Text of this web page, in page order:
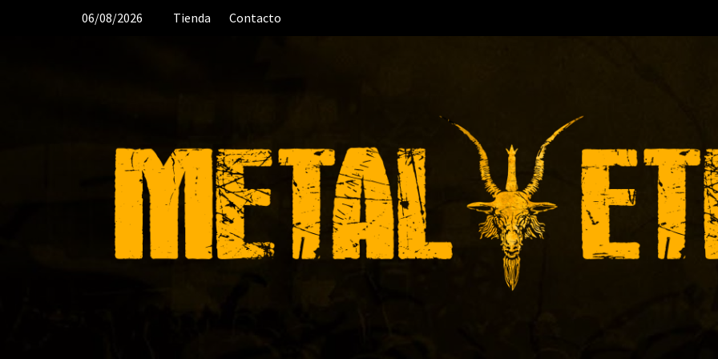
06/08/2026 Tienda Contacto